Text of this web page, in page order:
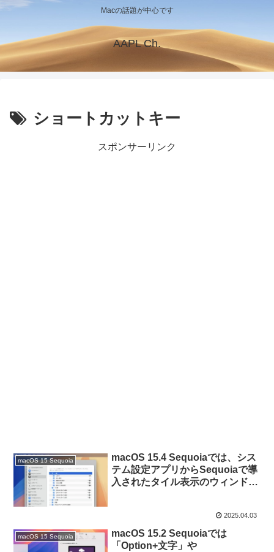
Macの話題が中心です
AAPL Ch.
ショートカットキー
スポンサーリンク
macOS 15 Sequoia
macOS 15.4 Sequoiaでは、シス
テム設定アプリからSequoiaで導
入されたタイル表示のウィンドウ
2025.04.03
macOS 15 Sequoia
macOS 15.2 Sequoiaでは
「Option+文字」や